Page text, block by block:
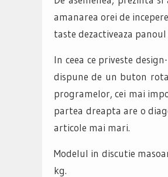
amanarea orei de
taste dezactiveaza
In ceea ce priveste
dispune de un buton
programelor, cei mai
partea dreapta are o
articole mai mari.
Modelul in discutie
kg.